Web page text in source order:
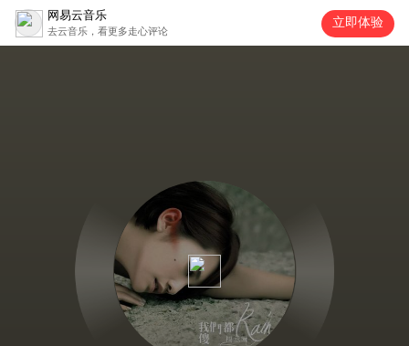
网易云音乐
去云音乐，看更多走心评论
立即体验